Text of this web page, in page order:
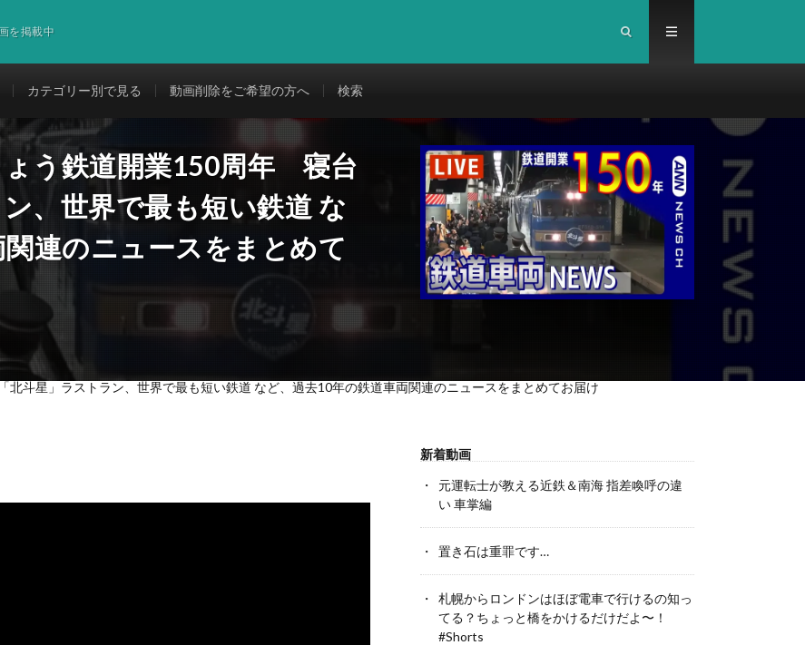
を掲載中
カテゴリー別で見る 動画削除をご希望の方へ 検索
う鉄道開業150周年 寝台
、世界で最も短い鉄道 な
連のニュースをまとめて
斗星」ラストラン、世界で最も短い鉄道 など、過去10年の鉄道車両関連のニュースをまとめてお届け
新着動画
元運転士が教える近鉄＆南海 指差喚呼の違
い 車掌編
置き石は重罪です…
札幌からロンドンはほぼ電車で行けるの知っ
てる？ちょっと橋をかけるだけだよ〜！
#Shorts